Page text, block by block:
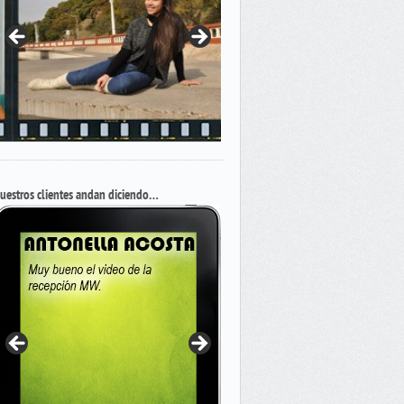
clientes andan diciendo…